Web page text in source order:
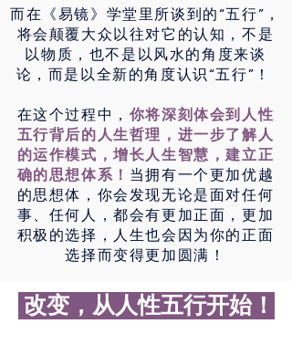
而在《易镜》学堂里所谈到的“五行”，
将会颠覆大众以往对它的认知，不是
以物质，也不是以风水的角度来谈
论，而是以全新的角度认识“五行”！
在这个过程中， 你将深刻体会到人性
五行背后的人生哲理，进一步了解人
的运作模式，增长人生智慧，建立正
确的思想体系！ 当拥有一个更加优越
的思想体，你会发现无论是面对任何
事、任何人，都会有更加正面，更加
积极的选择，人生也会因为你的正面
选择而变得更加圆满！
改变，从人性五行开始！